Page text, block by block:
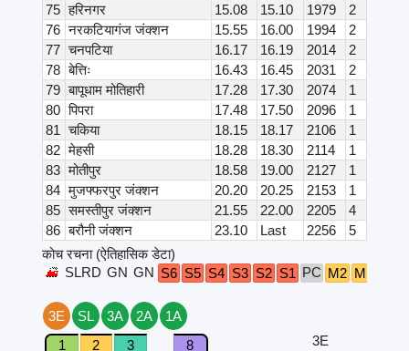
75 हरिनगर 15.08 15.10 1979
2
76 नरकटियागंज जंक्शन 15.55 16.00 1994
2
77 चनपटिया 16.17 16.19 2014
2
78 बेत्तिः 16.43 16.45 2031
2
79 बापूधाम मोतिहारी 17.28 17.30 2074
1
80 पिपरा 17.48 17.50 2096
1
81 चकिया 18.15 18.17 2106
1
82 मेहसी 18.28 18.30 2114
1
83 मोतीपुर 18.58 19.00 2127
1
84 मुजफ्फरपुर जंक्शन 20.20 20.25 2153
1
85 समस्तीपुर जंक्शन 21.55 22.00 2205
4
86 बरौनी जंक्शन 23.10 Last 2256
5
कोच रचना (ऐतिहासिक डेटा)
SLRD GN GN S6 S5 S4 S3 S2 S1 PC M2 M1
3E SL 3A 2A
1A
1
2 3 8
3E